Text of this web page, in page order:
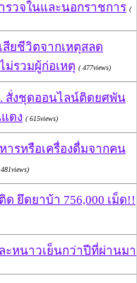
รวจในและนอกราชการ (
สียชีวิตจากเหตุสลด
ม่รวมผู้ก่อเหตุ ( 477views)
สั่งชุดออนไลน์ติดยศพัน
ดง ( 615views)
ารหรือเครื่องดื่มจากคน
ยึดยาบ้า 756,000 เม็ด!!
หนาวเย็นกว่าปีที่ผ่านมา